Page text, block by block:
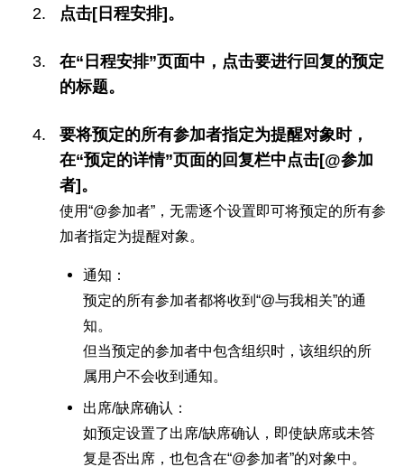
点击[日程安排]。
在“日程安排”页面中，点击要进行回复的预定
的标题。
要将预定的所有参加者指定为提醒对象时，
在“预定的详情”页面的回复栏中点击[@参加
者]。
使用“@参加者”，无需逐个设置即可将预定的所有参
加者指定为提醒对象。
通知：
预定的所有参加者都将收到“@与我相关”的通
知。
但当预定的参加者中包含组织时，该组织的所
属用户不会收到通知。
出席/缺席确认：
如预定设置了出席/缺席确认，即使缺席或未答
复是否出席，也包含在“@参加者”的对象中。